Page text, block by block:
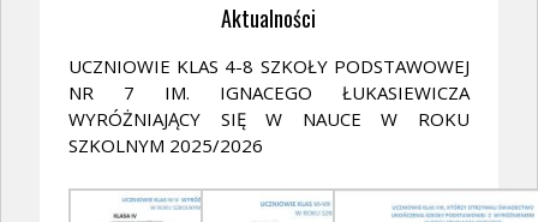
Aktualności
UCZNIOWIE KLAS 4-8 SZKOŁY PODSTAWOWEJ
NR 7 IM. IGNACEGO ŁUKASIEWICZA
WYRÓŻNIAJĄCY SIĘ W NAUCE W ROKU
SZKOLNYM 2025/2026